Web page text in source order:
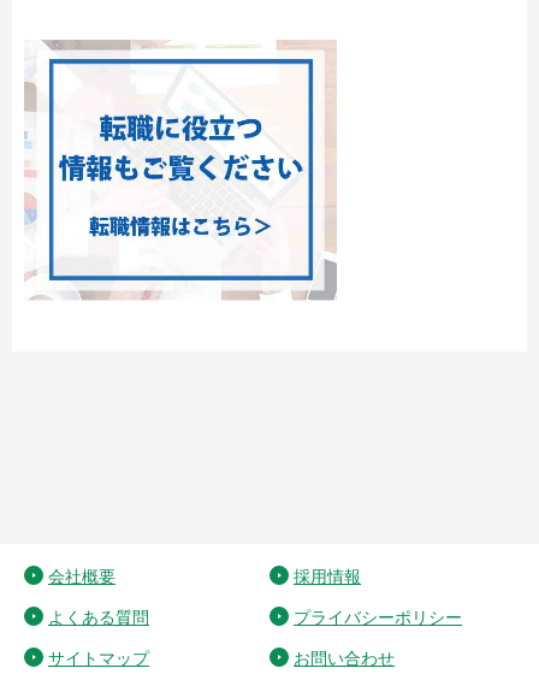
会社概要 採用情報
よくある質問 プライバシーポリシー
サイトマップ お問い合わせ